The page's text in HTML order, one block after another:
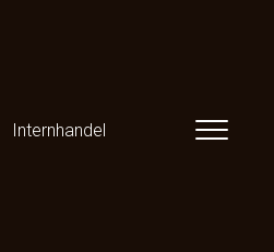
Internhandel